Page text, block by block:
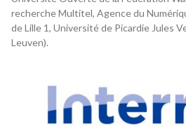
recherche Multitel, Agence du
de Lille 1, Université de Picardie Jules
Leuven).